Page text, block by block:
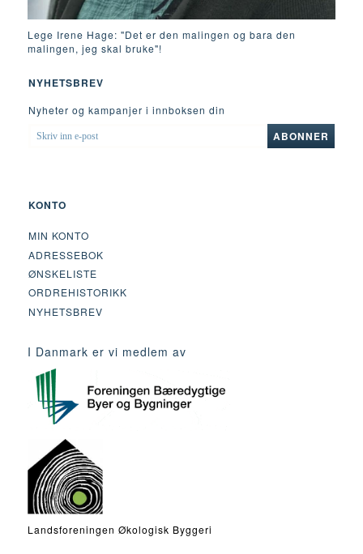
Lege Irene Hage: "Det er den malingen og bara den
malingen, jeg skal bruke"!
NYHETSBREV
Nyheter og kampanjer i innboksen din
SKRIV
INN
ABONNER
KONTO
MIN KONTO
ADRESSEBOK
ØNSKELISTE
ORDREHISTORIKK
NYHETSBREV
I Danmark er vi medlem av
Landsforeningen Økologisk Byggeri